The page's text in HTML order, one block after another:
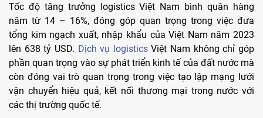
Tốc độ tăng trưởng logistics Việt Nam bình quân hàng
năm từ 14 – 16%, đóng góp quan trọng trong việc đưa
tổng kim ngạch xuất, nhập khẩu của Việt Nam năm 2023
lên 638 tỷ USD. Dịch vụ logisticsViệt Nam không chỉ góp
phần quan trọng vào sự phát triển kinh tế của đất nước mà
còn đóng vai trò quan trọng trong việc tạo lập mạng lưới
vận chuyển hiệu quả, kết nối thương mại trong nước với
các thị trường quốc tế.